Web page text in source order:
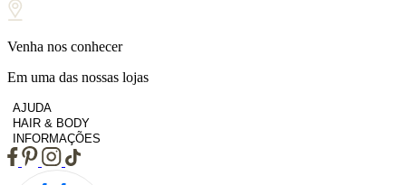
Venha nos conhecer
Em uma das nossas lojas
AJUDA
HAIR & BODY
INFORMAÇÕES